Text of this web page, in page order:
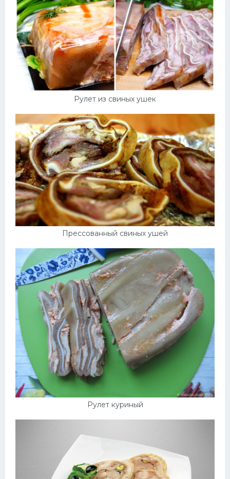
Рулет из свиных ушек
Прессованный свиных ушей
Рулет куриный
Десерт
Напитки
Дизайн комнаты